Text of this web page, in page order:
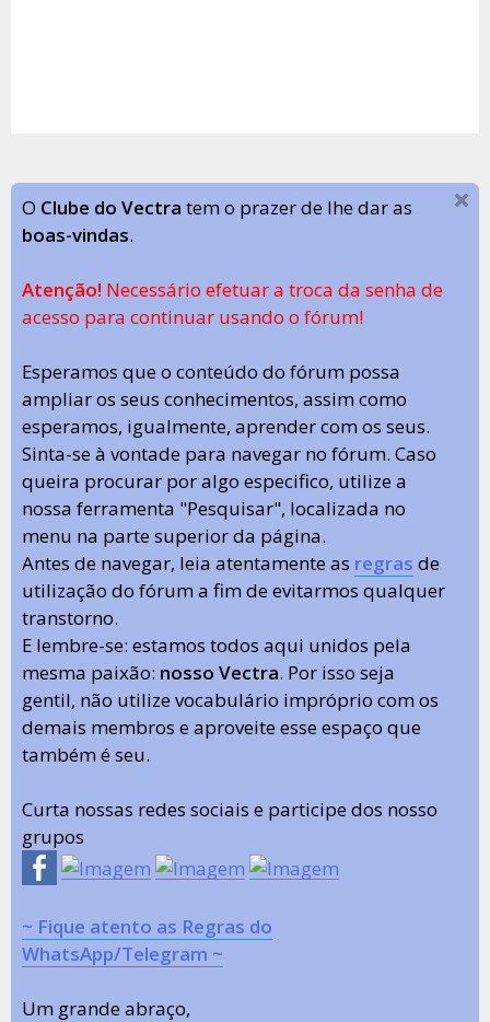
O Clube do Vectra tem o prazer de lhe dar as
boas-vindas.
Atenção! Necessário efetuar a troca da senha de
acesso para continuar usando o fórum!
Esperamos que o conteúdo do fórum possa
ampliar os seus conhecimentos, assim como
esperamos, igualmente, aprender com os seus.
Sinta-se à vontade para navegar no fórum. Caso
queira procurar por algo especifico, utilize a
nossa ferramenta "Pesquisar", localizada no
menu na parte superior da página.
Antes de navegar, leia atentamente as regras de
utilização do fórum a fim de evitarmos qualquer
transtorno.
E lembre-se: estamos todos aqui unidos pela
mesma paixão: nosso Vectra. Por isso seja
gentil, não utilize vocabulário impróprio com os
demais membros e aproveite esse espaço que
também é seu.
Curta nossas redes sociais e participe dos nosso
grupos
~ Fique atento as Regras do
WhatsApp/Telegram ~
Um grande abraço,